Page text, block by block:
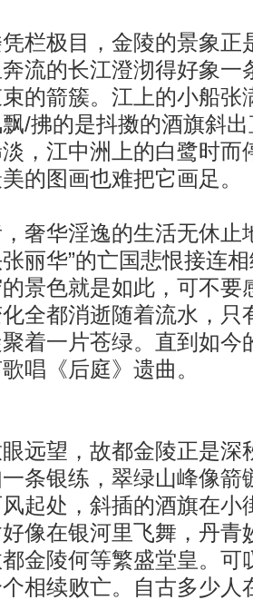
极目，金陵的景象正
流的长江澄沏得好象一
的箭簇。江上的小船张
/拂的是抖擞的酒旗斜
，江中洲上的白鹭时而
的图画也难把它画足。
华淫逸的生活无休止
丽华”的亡国悲恨接连
景色就是如此，可不要
全都消逝随着流水，只
着一片苍绿。直到如今
唱《后庭》遗曲。
远望，故都金陵正是深
条银练，翠绿山峰像箭
起处，斜插的酒旗在小
像在银河里飞舞，丹青
金陵何等繁盛堂皇。可
相续败亡。自古多少人